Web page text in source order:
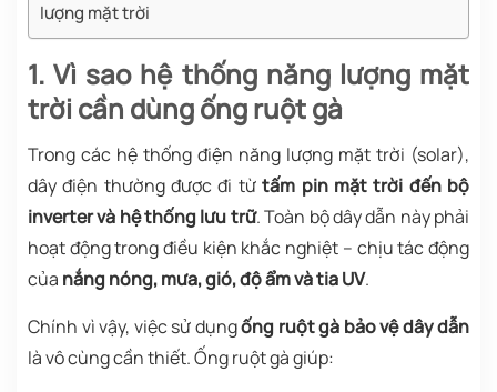
lượng mặt trời
1. Vì sao hệ thống năng lượng mặt
trời cần dùng ống ruột gà
Trong các hệ thống điện năng lượng mặt trời (solar),
dây điện thường được đi từtấm pin mặt trời đến bộ
inverter và hệ thống lưu trữ. Toàn bộ dây dẫn này phải
hoạt động trong điều kiện khắc nghiệt – chịu tác động
của nắng nóng, mưa, gió, độ ẩm và tia UV.
Chính vì vậy, việc sử dụngống ruột gà bảo vệ dây dẫn
là vô cùng cần thiết. Ống ruột gà giúp: